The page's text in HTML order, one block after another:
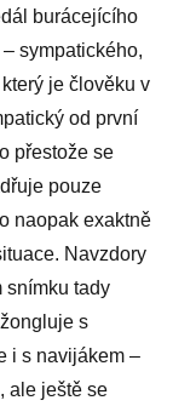
burácejícího
sympatického,
je člověku v
od první
přestože se
pouze
naopak exaktně
Navzdory
snímku tady
s
i s navijákem –
ale ještě se